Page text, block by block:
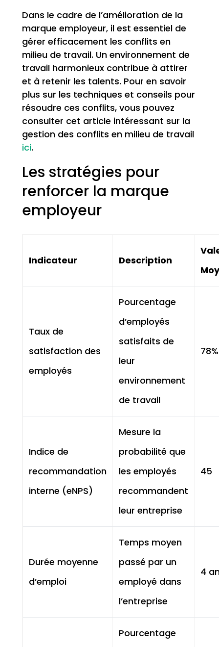
Dans le cadre de l’amélioration de la
marque employeur, il est essentiel de
gérer efficacement les conflits en
milieu de travail. Un environnement de
travail harmonieux contribue à attirer
et à retenir les talents. Pour en savoir
plus sur les techniques et conseils pour
résoudre ces conflits, vous pouvez
consulter cet article intéressant sur la
gestion des conflits en milieu de travail
ici.
Les stratégies pour
renforcer la marque
employeur
Indicateur Description
Taux de
satisfaction des
employés
Pourcentage
d’employés
satisfaits de
leur
environnement
de travail
78%
Indice de
recommandation
interne (eNPS)
Mesure la
probabilité que
les employés
recommandent
leur entreprise
45
Durée moyenne
d’emploi
Temps moyen
passé par un
employé dans
l’entreprise
4
Pourcentage